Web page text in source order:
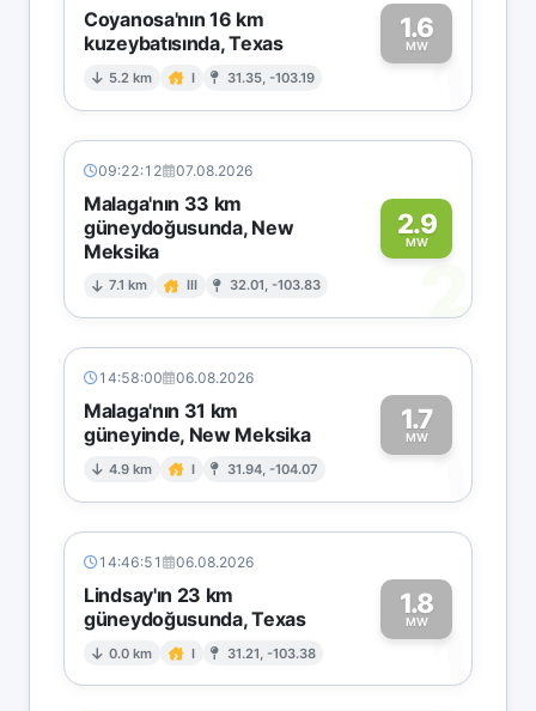
Coyanosa'nın 16 km
kuzeybatısında, Texas
5.2 km I 31.35, -103.19
1.6
MW1
09:22:12 07.08.2026
Malaga'nın 33 km
güneydoğusunda, New
Meksika
7.1 km III 32.01, -103.83
2.9
MW
2
14:58:00 06.08.2026
Malaga'nın 31 km
güneyinde, New Meksika
4.9 km I 31.94, -104.07
1.7
MW1
14:46:51 06.08.2026
Lindsay'ın 23 km
güneydoğusunda, Texas
0.0 km I 31.21, -103.38
1.8
MW1